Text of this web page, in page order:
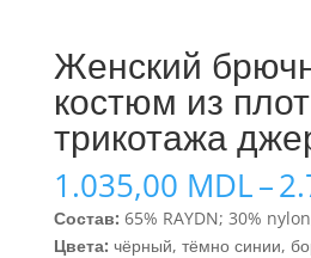
Женский
костюм из
трикотажа
1.035,00 MDL–
Состав: 65% RAYDN; 30%
Цвета: чёрный, тёмно синии,